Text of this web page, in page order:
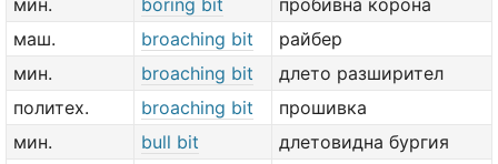
мин.
boring bit
пробивна корона
маш.
broaching bit
райбер
мин.
broaching bit
длето разширител
политех.
broaching bit
прошивка
мин.
bull bit длетовидна бургия